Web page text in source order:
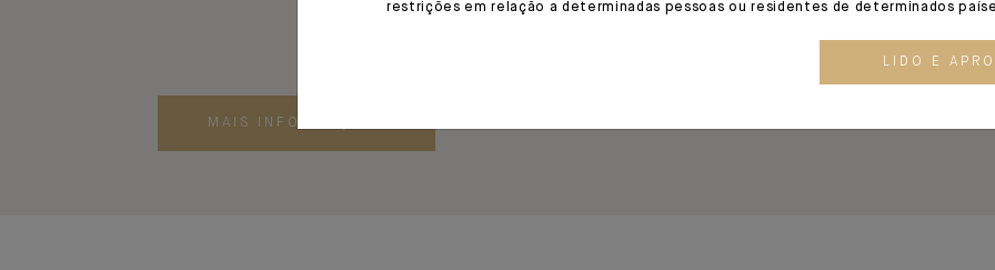
MAIS INFORMAÇÕES
restrições em relação a determinadas pessoas ou residentes de determinados
LIDO E